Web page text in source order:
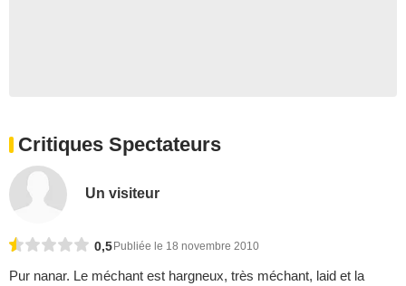
Critiques Spectateurs
Un visiteur
0,5 Publiée le 18 novembre 2010
Pur nanar. Le méchant est hargneux, très méchant, laid et la